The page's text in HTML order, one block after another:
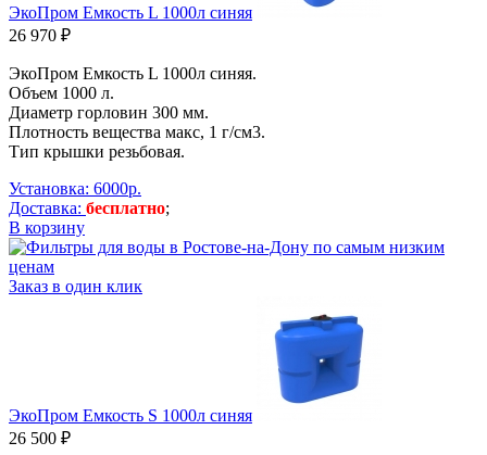
ЭкоПром Емкость L 1000л синяя
26 970 ₽
ЭкоПром Емкость L 1000л синяя.
Объем 1000 л.
Диаметр горловин 300 мм.
Плотность вещества макс, 1 г/см3.
Тип крышки резьбовая.
Установка: 6000р.
Доставка: бесплатно;
В корзину
Заказ в один клик
ЭкоПром Емкость S 1000л синяя
26 500 ₽